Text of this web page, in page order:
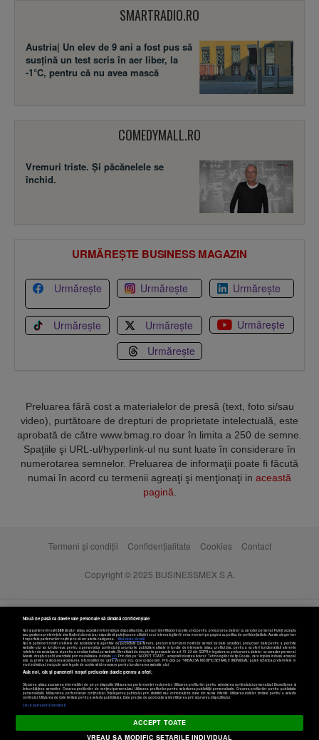
SMARTRADIO.RO
Austria| Un elev de 9 ani a fost pus să
susţină un test scris în aer liber, la
-1°C, pentru că nu avea mască
COMEDYMALL.RO
Vremuri triste. Şi păcănelele se
închid.
URMĂREȘTE BUSINESS MAGAZIN
Urmărește Urmărește Urmărește
Urmărește Urmărește
Urmărește
Urmărește
Preluarea fără cost a materialelor de presă (text, foto si/sau
video), purtătoare de drepturi de proprietate intelectuală, este
aprobată de către www.bmag.ro doar în limita a 250 de semne.
Spaţiile şi URL-ul/hyperlink-ul nu sunt luate în considerare în
numerotarea semnelor. Preluarea de informaţii poate fi făcută
numai în acord cu termenii agreaţi şi menţionaţi in această
pagină
Termeni și condiții Confidențialitate Cookies Contact
Copyright © 2025 BUSINESSMEX S.A.
Setări cookies
Nouă ne pasă ca datele tale personale să rămână confidențiale
Noi și partenerii noștri589stocăm și/sau accesăm informații pe dispozitivul dvs., precum identificatorii cookie unici pentru prelucrarea datelor cu caracter personal. Puteți accepta
sau gestiona preferințele dvs. făcând clic mai jos, respectiv vă puteți opune utilizării unui interes legitim în orice moment pe pagina cu politica de confidențialitate. Aceste alegeri vor
fi raportate partenerilor noștri și nu vă vor afecta navigarea.
Mai multe detalii
Noi si partenerii nostri (retelele de socializare si agentiile de publicitate partenere, precum si furnizorii nostri de servicii de date analitice) prelucram date pentru a permite
website-ului sa functioneze, pentru a personaliza continutul si anunturile publicitare afisate in functie de interesele si/sau profilul dvs., pentru a va oferi functionalitati aferente
retelelor de socializare si pentru a analiza traficul pe website. Beneficiati de drepturile prevazute de art. 15-22 din GDPR in legatura cu prelucrarea datelor cu caracter personal.
Aceste drepturi pot fi exercitate prin modalitatea indicataaici. Prin click pe “ACCEPT TOATE”, acceptati folosirea tuturor Tehnologiilor de tip Cookie, care implica inclusiv acceptul
dvs. cu privire la stocarea/accesarea informatiilor de catre Vendor-ii cu care colaboram. Prin click pe “VREAU SA MODIFIC SETARILE INDIVIDUAL” puteti schimba preferintele in
mod individual, mai putin cele legate de cookie strict necesare pentru functionarea website-ului.
Atât noi, cât și partenerii noștri prelucrăm datele pentru a oferi:
Stocarea și/sau accesarea informațiilor de pe un dispozitiv. Măsurarea performanței reclamelor. Utilizarea profilurilor pentru selectarea conținutului personalizat. Dezvoltarea și
îmbunătățirea serviciilor. Crearea profilurilor de conținut personalizat. Utilizarea profilurilor pentru selectarea publicității personalizate. Crearea profilurilor pentru publicitate
personalizată. Măsurarea performanței conținutului. Înțelegerea publicului prin statistici sau combinații de date din surse diferite. Utilizarea datelor limitate pentru a selecta
conținutul. Utilizarea de date limitate pentru a selecta publicitatea. Date precise de geolocație și identificarea prin scanarea dispozitivului.
Listă parteneri (furnizori)
ACCEPT TOATE
VREAU SA MODIFIC SETARILE INDIVIDUAL